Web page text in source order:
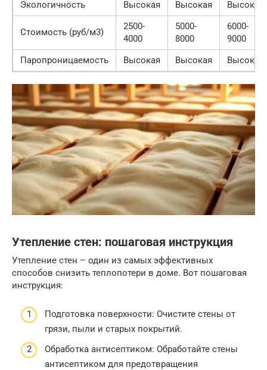
Экологичность Высокая Высокая Высокая
Стоимость (руб/м3)
2500-
4000
5000-
8000
6000-
9000
Паропроницаемость
Высокая Высокая Высокая
Утепление стен: пошаговая инструкция
Утепление стен – один из самых эффективных
способов снизить теплопотери в доме. Вот пошаговая
инструкция:
Подготовка поверхности: Очистите стены от
грязи, пыли и старых покрытий.
Обработка антисептиком: Обработайте стены
антисептиком для предотвращения